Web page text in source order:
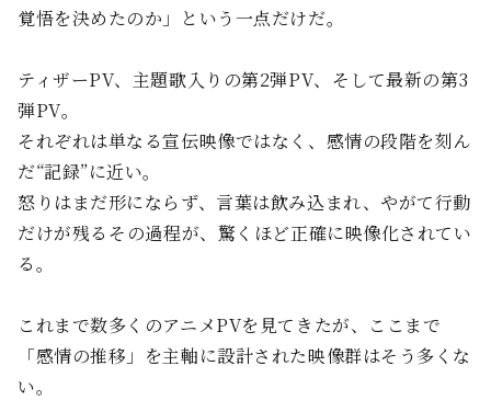
覚悟を決めたのか」という一点だけだ。
ティザーPV、主題歌入りの第2弾PV、そして最新の第3
弾PV。
それぞれは単なる宣伝映像ではなく、感情の段階を刻ん
だ“記録”に近い。
怒りはまだ形にならず、言葉は飲み込まれ、やがて行動
だけが残る――その過程が、驚くほど正確に映像化されてい
る。
これまで数多くのアニメPVを見てきたが、ここまで
「感情の推移」を主軸に設計された映像群はそう多くな
い。